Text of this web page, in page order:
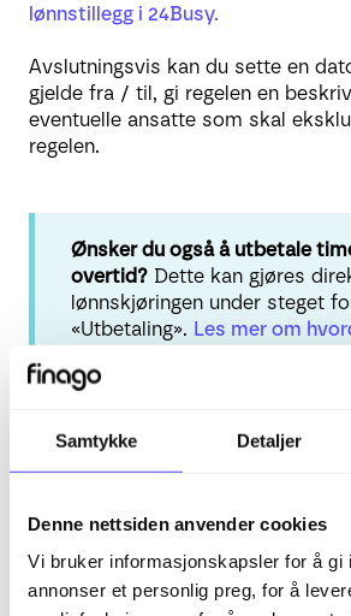
Samtykke Detaljer
Denne nettsiden anvender cookies
Vi bruker informasjonskapsler for å gi
annonser et personlig preg, for å
lønnstillegg i 24Busy.
Avslutningsvis kan du sette en
gjelde fra / til, gi regelen en
eventuelle ansatte som skal
regelen.
Ønsker du også å utbetale
overtid? Dette kan gjøres
lønnskjøringen under steget
«Utbetaling». Les mer om
hjelpeartikkel.
2. Helligdagstillegg
I malen for «Helligdagstillegg»
automatisk øvre grense som 0t.